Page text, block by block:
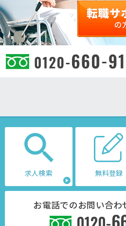
求人検索 無料登録
お電話でのお問い合わ